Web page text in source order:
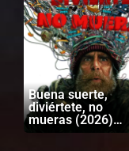
Buena suerte,
diviértete, no
mueras (2026)
Latino | Inglés